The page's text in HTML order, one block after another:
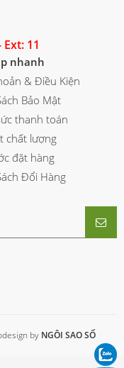
11
nhanh
& Điều Kiện
Bảo Mật
thanh toán
chất lượng
đặt hàng
Đổi Hàng
by NGÔI SAO SỐ